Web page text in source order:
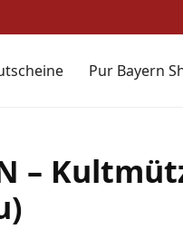
Pur Bayern
–